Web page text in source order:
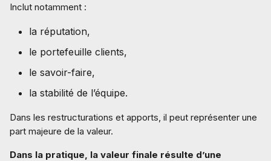
Inclut notamment :
la réputation,
le portefeuille clients,
le savoir-faire,
la stabilité de l’équipe.
Dans les restructurations et apports, il peut représenter une
part majeure de la valeur.
Dans la pratique, la valeur finale résulte d’une